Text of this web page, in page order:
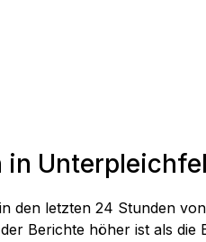
den letzten 24 Stunden
Berichte höher ist als die